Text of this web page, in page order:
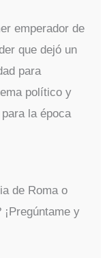
emperador de
que dejó un
para
político y
la época
de Roma o
y